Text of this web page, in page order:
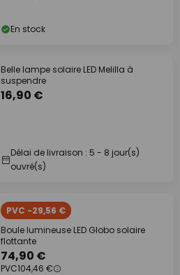
En stock
Belle lampe solaire LED Melilla à
suspendre
16,90 €
Délai de livraison : 5 - 8 jour(s)
ouvré(s)
PVC -29,56 €
Boule lumineuse LED Globo solaire
flottante
74,90 €
PVC104,46 €